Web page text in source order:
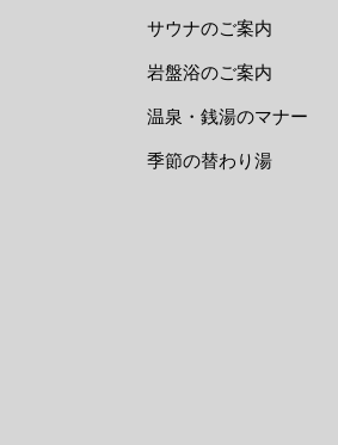
サウナのご案内
岩盤浴のご案内
温泉・銭湯のマナー
季節の替わり湯